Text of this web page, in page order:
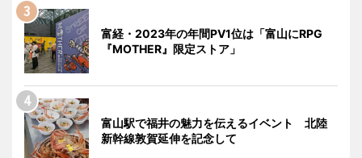
富経・2023年の年間PV1位は「富山にRPG
『MOTHER』限定ストア」
富山駅で福井の魅力を伝えるイベント 北陸
新幹線敦賀延伸を記念して